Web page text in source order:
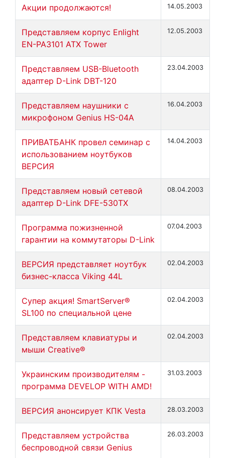
Акции продолжаются! 14.05.2003
Представляем корпус Enlight
EN-PA3101 ATX Tower
12.05.2003
Представляем USB-Bluetooth
адаптер D-Link DBT-120
23.04.2003
Представляем наушники с
микрофоном Genius HS-04A
16.04.2003
ПРИВАТБАНК провел семинар с
использованием ноутбуков
ВЕРСИЯ
14.04.2003
Представляем новый сетевой
адаптер D-Link DFE-530TX
08.04.2003
Программа пожизненной
гарантии на коммутаторы D-Link
07.04.2003
ВЕРСИЯ представляет ноутбук
бизнес-класса Viking 44L
02.04.2003
Супер акция! SmartServer®
SL100 по специальной цене
02.04.2003
Представляем клавиатуры и
мыши Creative®
02.04.2003
Украинским производителям -
программа DEVELOP WITH AMD!
31.03.2003
ВЕРСИЯ анонсирует КПК Vesta 28.03.2003
Представляем устройства
беспроводной связи Genius
26.03.2003